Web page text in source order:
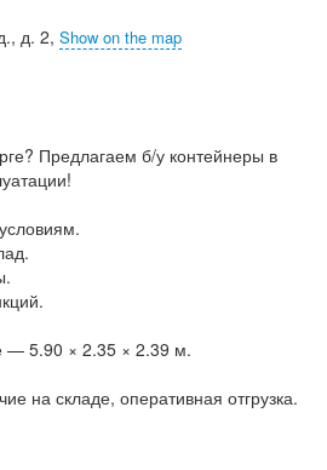
д. 2, Show on the map
Предлагаем б/у контейнеры в
— 5.90 × 2.35 × 2.39 м.
на складе, оперативная отгрузка.